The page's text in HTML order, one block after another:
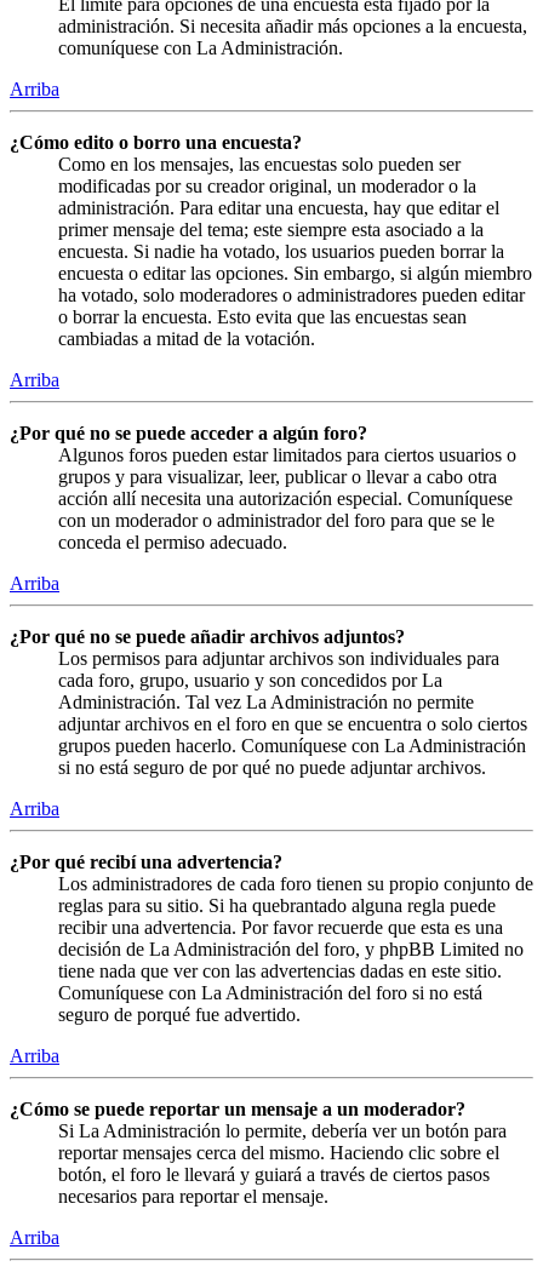
administración. Si necesita añadir más opciones a la encuesta,
comuníquese con La Administración.
Arriba
¿Cómo edito o borro una encuesta?
Como en los mensajes, las encuestas solo pueden ser
modificadas por su creador original, un moderador o la
administración. Para editar una encuesta, hay que editar el
primer mensaje del tema; este siempre esta asociado a la
encuesta. Si nadie ha votado, los usuarios pueden borrar la
encuesta o editar las opciones. Sin embargo, si algún miembro
ha votado, solo moderadores o administradores pueden editar
o borrar la encuesta. Esto evita que las encuestas sean
cambiadas a mitad de la votación.
Arriba
¿Por qué no se puede acceder a algún foro?
Algunos foros pueden estar limitados para ciertos usuarios o
grupos y para visualizar, leer, publicar o llevar a cabo otra
acción allí necesita una autorización especial. Comuníquese
con un moderador o administrador del foro para que se le
conceda el permiso adecuado.
Arriba
¿Por qué no se puede añadir archivos adjuntos?
Los permisos para adjuntar archivos son individuales para
cada foro, grupo, usuario y son concedidos por La
Administración. Tal vez La Administración no permite
adjuntar archivos en el foro en que se encuentra o solo ciertos
grupos pueden hacerlo. Comuníquese con La Administración
si no está seguro de por qué no puede adjuntar archivos.
Arriba
¿Por qué recibí una advertencia?
Los administradores de cada foro tienen su propio conjunto de
reglas para su sitio. Si ha quebrantado alguna regla puede
recibir una advertencia. Por favor recuerde que esta es una
decisión de La Administración del foro, y phpBB Limited no
tiene nada que ver con las advertencias dadas en este sitio.
Comuníquese con La Administración del foro si no está
seguro de porqué fue advertido.
Arriba
¿Cómo se puede reportar un mensaje a un moderador?
Si La Administración lo permite, debería ver un botón para
reportar mensajes cerca del mismo. Haciendo clic sobre el
botón, el foro le llevará y guiará a través de ciertos pasos
necesarios para reportar el mensaje.
Arriba